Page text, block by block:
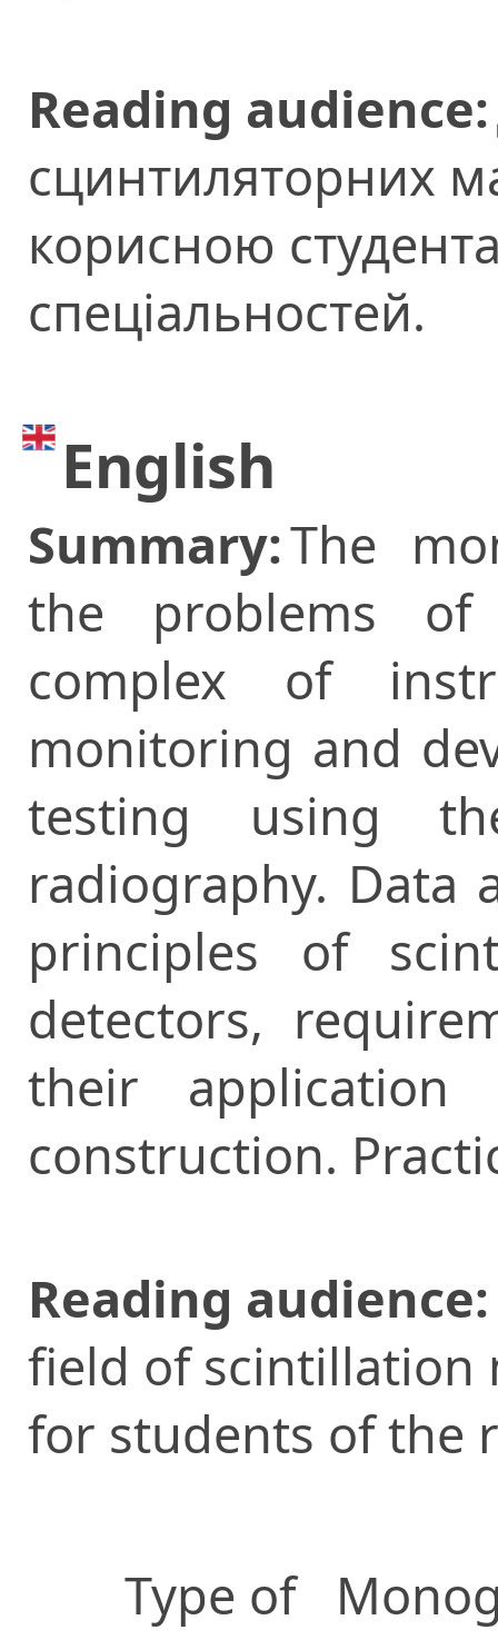
Reading audience:
сцинтиляторних
корисною
спеціальностей.
English
Summary:The
the problems
complex of
monitoring and
testing using
radiography. Data
principles of
detectors,
their
construction.
Reading audience:
field of scintillation
for students of the
Type of